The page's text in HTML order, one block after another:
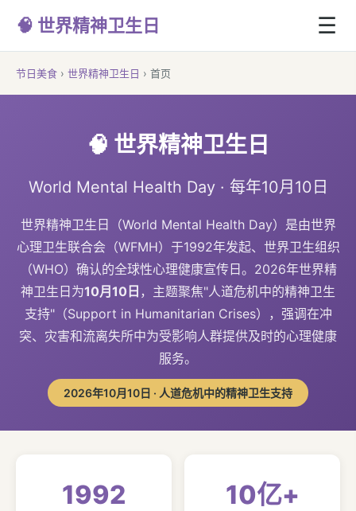
🧠 世界精神卫生日 ☰
节日美食 › 世界精神卫生日 › 首页
🧠 世界精神卫生日
World Mental Health Day · 每年10月10日
世界精神卫生日（World Mental Health Day）是由世界
心理卫生联合会（WFMH）于1992年发起、世界卫生组织
（WHO）确认的全球性心理健康宣传日。2026年世界精
神卫生日为10月10日 ，主题聚焦"人道危机中的精神卫生
支持"（Support in Humanitarian Crises），强调在冲
突、灾害和流离失所中为受影响人群提供及时的心理健康
服务。
2026年10月10日 · 人道危机中的精神卫生支持
1992 10亿+